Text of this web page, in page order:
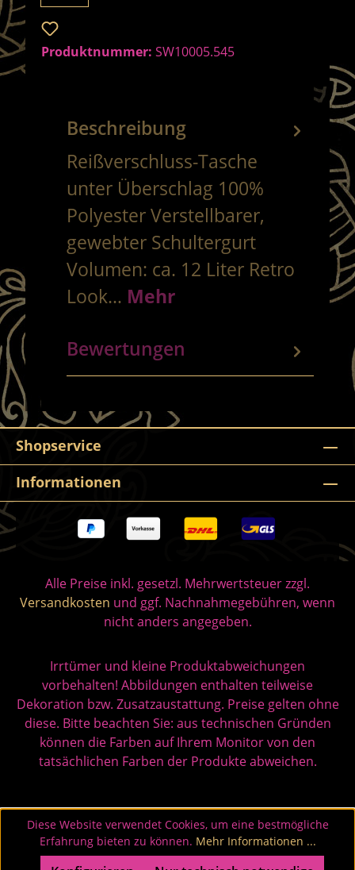
Produktnummer: SW10005.545
Beschreibung
Reißverschluss-Tasche
unter Überschlag 100%
Polyester Verstellbarer,
gewebter Schultergurt
Volumen: ca. 12 Liter Retro
Look… Mehr
Bewertungen
Shopservice
Informationen
Alle Preise inkl. gesetzl. Mehrwertsteuer zzgl.
Versandkosten und ggf. Nachnahmegebühren, wenn
nicht anders angegeben.
Irrtümer und kleine Produktabweichungen
vorbehalten! Abbildungen enthalten teilweise
Dekoration bzw. Zusatzaustattung. Preise gelten ohne
diese. Bitte beachten Sie: aus technischen Gründen
können die Farben auf Ihrem Monitor von den
tatsächlichen Farben der Produkte abweichen.
Diese Website verwendet Cookies, um eine bestmögliche
Erfahrung bieten zu können. Mehr Informationen ...